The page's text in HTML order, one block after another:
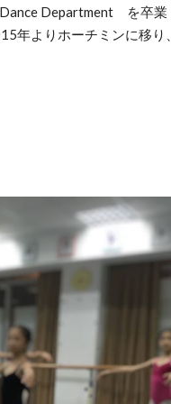
Department を卒業
年よりホーチミンに移り